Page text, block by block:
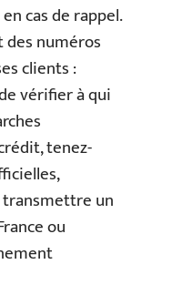
cas de rappel.
numéros
clients :
vérifier à qui
tenez-
un
ou